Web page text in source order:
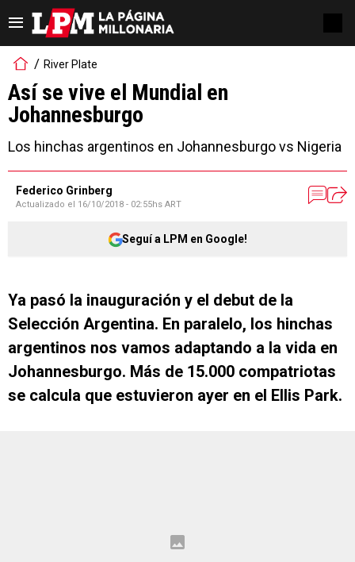
River Plate
Así se vive el Mundial en
Johannesburgo
Los hinchas argentinos en Johannesburgo vs Nigeria
Federico Grinberg
Actualizado el 16/10/2018 - 02:55hs ART
Seguí a LPM en Google!
Ya pasó la inauguración y el debut de la
Selección Argentina. En paralelo, los hinchas
argentinos nos vamos adaptando a la vida en
Johannesburgo. Más de 15.000 compatriotas
se calcula que estuvieron ayer en el Ellis Park.